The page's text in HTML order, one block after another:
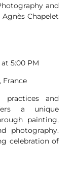
and
Chapelet
5:00 PM
France
practices and
a unique
painting,
photography.
celebration of